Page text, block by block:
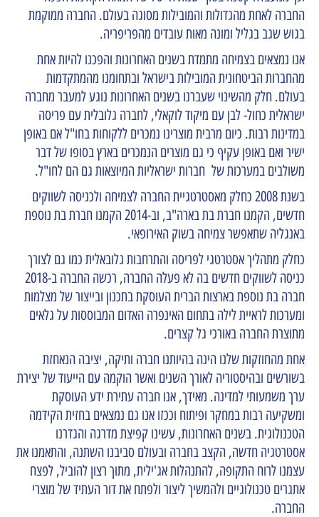
החברה לאחת מהגדולות והמובילות מסוגה בעולם. החברה ממוקמת
בגוש שגב בגליל ומונה מאות עובדים מהפריפריה.
אנו נמצאים בצמיחה מתמדת בשנים האחרונות והפכנו להיות אחת
מהחברות הביטחונית המובילות בישראל ובתחומנו מהמתקדמות
בעולם. חלק מהשינוי שעברנו בשנים האחרונות נוגע למעבר מחברה
ישראלית כחול- לבן עם מיקוד לוקאלי, לחברה גלובלית עם פריסה
במדינות רבות. כיום מרבית מוצרינו נמכרים ללקוחות בחו"ל אם באופן
ישיר ואם באופן עקיף כי גם מוצרים הנמכרים בארץ בסופו של דבר
משולבים במערכות של חברות ישראליות המיוצאות גם הם לחו"ל.
בשנת 2008 כחלק מאסטרטגיית החברה לצמיחה ולכניסה לשווקים
חדשים, הקמנו חברת בת בארה"ב, וב-2014 הקמנו חברת בת נוספת
באנגליה שתאפשר צמיחה בשוק האירופאי.
כחלק מתהליך אסטרטגי לפריסה והתרחבות גלובאלית כמו גם לצורך
כניסה לשווקים חדשים בה לא פעלה החברה, רכשה החברה ב-2018
חברה בת נוספת בארצות הברית העוסקת בתכנון ובייצור של מצלמות
ומערכות לראיית לילה בתחום האינפרה האדום המבוססות על גלאים
מתוצרת החברה באורכי גל קצרים.
אחת מהחוזקות שלנו הינה בהיותנו חברה ותיקה, יציבה הנאחזת
בשורשים ובהיסטוריה לאורך השנים ואשר הוקמה עם הייעוד של יצירת
ערך משמעותי למדינה. מאידך, אנו חברה עתירת ידע העוסקת
ומשקיעה רבות במחקר ופיתוח וככזו אנו גם נמצאים בחזית הקידמה
הטכנולוגית. בשנים האחרונות, עשינו קפיצת מדרגה והגדרנו
אסטרטגיה חדשה, הקצב בחברה ובעולם סביבנו השתנה, והתאמנו את
עצמנו לרוח התקופה, להתנהלות אג'ילית, מתוך רצון להוביל, לפצח
אתגרים טכנולוגיים ולהמשיך ליצור ולפתח את דור העתיד של מוצרי
החברה.